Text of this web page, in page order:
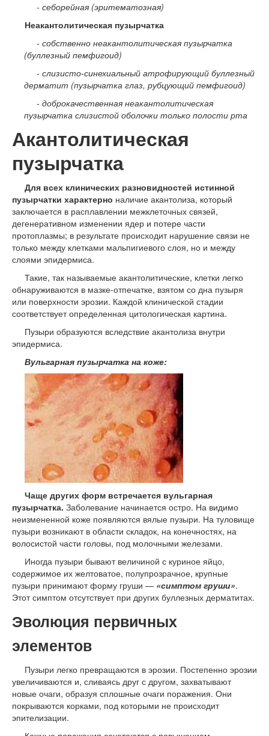
- себорейная (эритематозная)
Неакантолитическая пузырчатка
- собственно неакантолитическая пузырчатка
(буллезный пемфигоид)
- слизисто-синехиальный атрофирующий буллезный
дерматит (пузырчатка глаз, рубцующий пемфигоид)
- доброкачественная неакантолитическая
пузырчатка слизистой оболочки только полости рта
Акантолитическая
пузырчатка
Для всех клинических разновидностей истинной
пузырчатки характерно наличие акантолиза, который
заключается в расплавлении межклеточных связей,
дегенеративном изменении ядер и потере части
протоплазмы; в результате происходит нарушение связи не
только между клетками мальпигиевого слоя, но и между
слоями эпидермиса.
Такие, так называемые акантолитические, клетки легко
обнаруживаются в мазке-отпечатке, взятом со дна пузыря
или поверхности эрозии. Каждой клинической стадии
соответствует определенная цитологическая картина.
Пузыри образуются вследствие акантолиза внутри
эпидермиса.
Вульгарная пузырчатка на коже:
Чаще других форм встречается вульгарная
пузырчатка. Заболевание начинается остро. На видимо
неизмененной коже появляются вялые пузыри. На туловище
пузыри возникают в области складок, на конечностях, на
волосистой части головы, под молочными железами.
Иногда пузыри бывают величиной с куриное яйцо,
содержимое их желтоватое, полупрозрачное, крупные
пузыри принимают форму груши — «симптом груши».
Этот симптом отсутствует при других буллезных дерматитах.
Эволюция первичных
элементов
Пузыри легко превращаются в эрозии. Постепенно эрозии
увеличиваются и, сливаясь друг с другом, захватывают
новые очаги, образуя сплошные очаги поражения. Они
покрываются корками, под которыми не происходит
эпителизации.